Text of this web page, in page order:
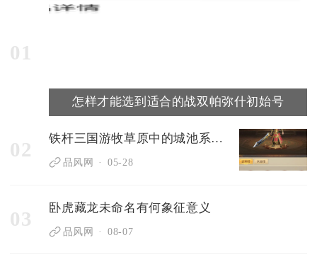
01
怎样才能选到适合的战双帕弥什初始号
02 铁杆三国游牧草原中的城池系统如何运作
品风网 05-28
03 卧虎藏龙未命名有何象征意义
品风网 08-07